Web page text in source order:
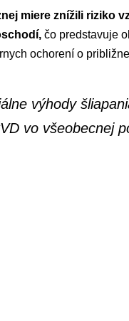
miere znížili riziko
čo predstavuje
ochorení o
výhody
vo všeobecnej